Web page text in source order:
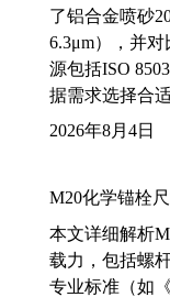
了铝合金喷砂
6.3μm），并
源包括ISO
据需求选择合
2026年8月4日
M20化学锚栓
本文详细解析
载力，包括螺
专业标准（如